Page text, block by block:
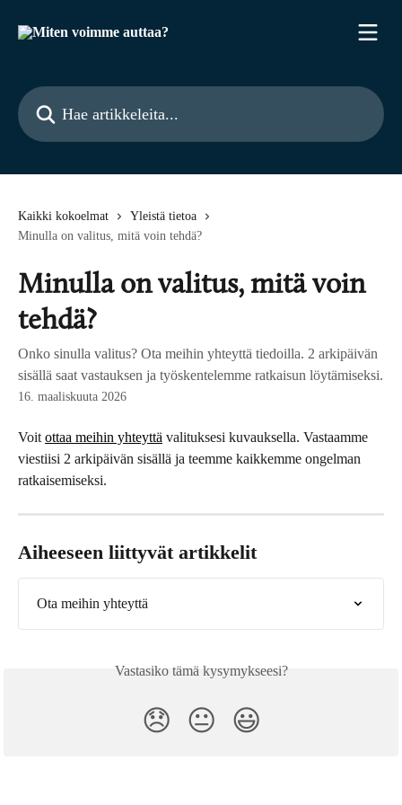
Hae artikkeleita...
Kaikki kokoelmat
Yleistä tietoa
Minulla on valitus, mitä voin tehdä?
Minulla on valitus, mitä voin
tehdä?
Onko sinulla valitus? Ota meihin yhteyttä tiedoilla. 2 arkipäivän
sisällä saat vastauksen ja työskentelemme ratkaisun löytämiseksi.
16. maaliskuuta 2026
Voit ottaa meihin yhteyttä valituksesi kuvauksella. Vastaamme
viestiisi 2 arkipäivän sisällä ja teemme kaikkemme ongelman
ratkaisemiseksi.
Aiheeseen liittyvät artikkelit
Ota meihin yhteyttä
Vastasiko tämä kysymykseesi?
😞 😐 😃